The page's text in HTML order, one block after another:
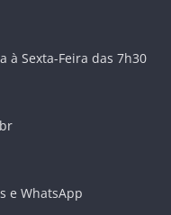
à Sexta-Feira das 7h30
e WhatsApp